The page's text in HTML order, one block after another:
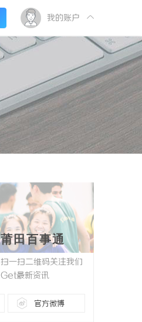
我的账户
莆田百事通
扫一扫二维码关注我们
Get最新资讯
官方微博